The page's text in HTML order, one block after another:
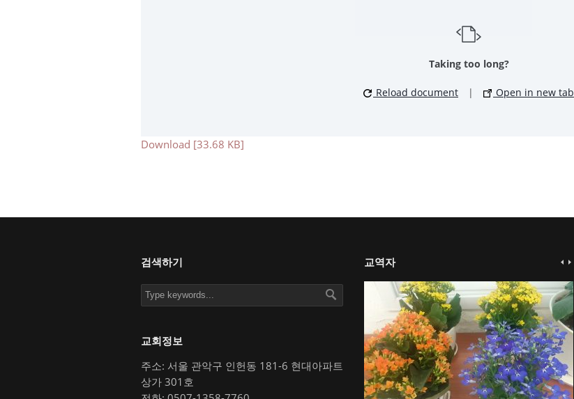
Taking too long?
Reload document | Open in new tab
Download [33.68 KB]
검색하기
교회정보
주소: 서울 관악구 인헌동 181-6 현대아파트
상가 301호
교역자